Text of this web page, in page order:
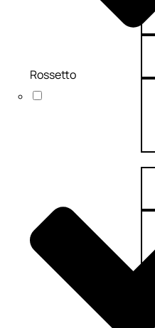
Rossetto